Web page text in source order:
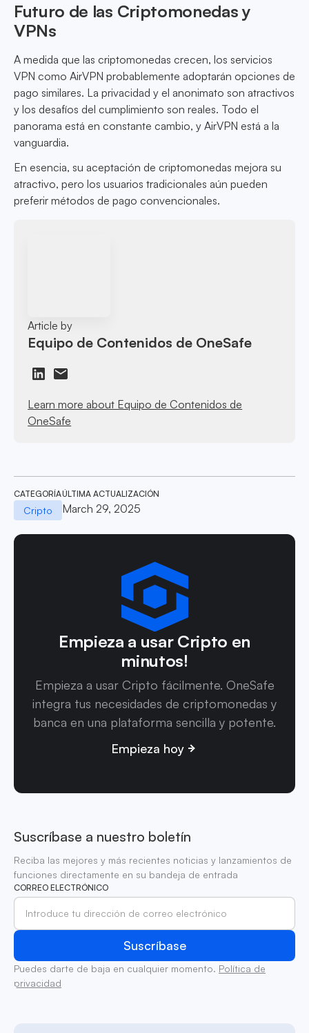
Futuro de las Criptomonedas y
VPNs
A medida que las criptomonedas crecen, los servicios
VPN como AirVPN probablemente adoptarán opciones de
pago similares. La privacidad y el anonimato son atractivos
y los desafíos del cumplimiento son reales. Todo el
panorama está en constante cambio, y AirVPN está a la
vanguardia.
En esencia, su aceptación de criptomonedas mejora su
atractivo, pero los usuarios tradicionales aún pueden
preferir métodos de pago convencionales.
Article by
Equipo de Contenidos de OneSafe
Learn more about Equipo de Contenidos de
OneSafe
CATEGORÍA
Cripto
ÚLTIMA ACTUALIZACIÓN
March 29, 2025
Empieza a usar Cripto en
minutos!
Empieza a usar Cripto fácilmente. OneSafe
integra tus necesidades de criptomonedas y
banca en una plataforma sencilla y potente.
Empieza hoy
Suscríbase a nuestro boletín
Reciba las mejores y más recientes noticias y lanzamientos de
funciones directamente en su bandeja de entrada
CORREO ELECTRÓNICO
Puedes darte de baja en cualquier momento. Política de
privacidad